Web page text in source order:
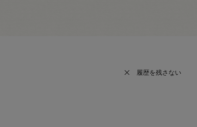
履歴を残さない